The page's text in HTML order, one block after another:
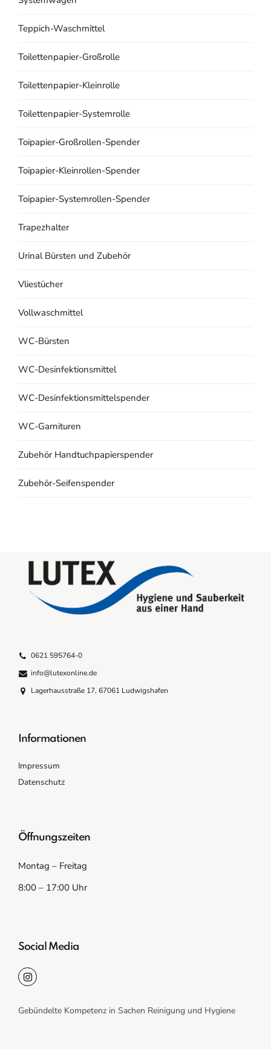
Teppich-Waschmittel
Toilettenpapier-Großrolle
Toilettenpapier-Kleinrolle
Toilettenpapier-Systemrolle
Toipapier-Großrollen-Spender
Toipapier-Kleinrollen-Spender
Toipapier-Systemrollen-Spender
Trapezhalter
Urinal Bürsten und Zubehör
Vliestücher
Vollwaschmittel
WC-Bürsten
WC-Desinfektionsmittel
WC-Desinfektionsmittelspender
WC-Garnituren
Zubehör Handtuchpapierspender
Zubehör-Seifenspender
0621 595764-0
info@lutexonline.de
Lagerhausstraße 17, 67061 Ludwigshafen
Informationen
Impressum
Datenschutz
Öffnungszeiten
Montag – Freitag
8:00 – 17:00 Uhr
Social Media
Gebündelte Kompetenz in Sachen Reinigung und Hygiene